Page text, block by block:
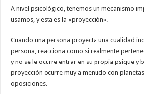
A nivel psicológico, tenemos un mecanismo
usamos, y esta es la «proyección».
Cuando una persona proyecta una cualidad
persona, reacciona como si realmente
y no se le ocurre entrar en su propia psique y
proyección ocurre muy a menudo con
oposiciones.